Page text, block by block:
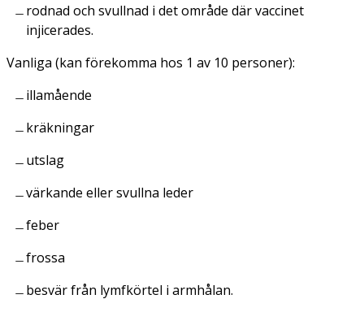
rodnad och svullnad i det område där vaccinet
injicerades.
Vanliga (kan förekomma hos 1 av 10 personer):
illamående
kräkningar
utslag
värkande eller svullna leder
feber
frossa
besvär från lymfkörtel i armhålan.